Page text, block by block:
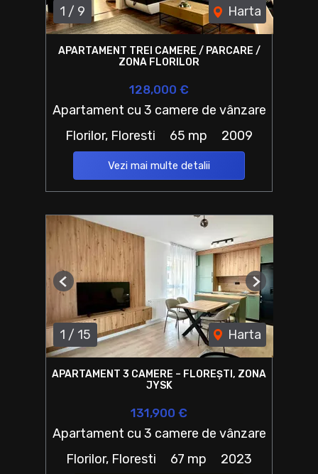
1 / 9 Harta
APARTAMENT TREI CAMERE / PARCARE /
ZONA FLORILOR
128,000 €
Apartament cu 3 camere de vânzare
Florilor, Floresti
65 mp 2009
Vezi mai multe detalii
1 / 15 Harta
Previous Next
APARTAMENT 3 CAMERE – FLOREȘTI, ZONA
JYSK
131,900 €
Apartament cu 3 camere de vânzare
Florilor, Floresti
67 mp 2023